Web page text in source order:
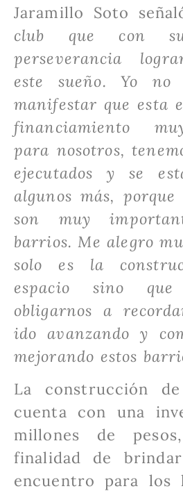
Jaramillo Soto
club que con
perseverancia
este sueño. Yo no
manifestar que esta
financiamiento
para nosotros,
ejecutados y se
algunos más, porque
son muy
barrios. Me alegro
solo es la
espacio sino
obligarnos a
ido avanzando y
mejorando estos
La construcción
cuenta con una
millones de
finalidad de
encuentro para los